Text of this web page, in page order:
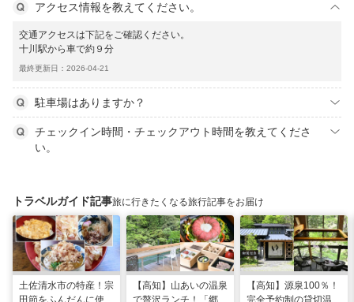
アクセス情報を教えてください。
交通アクセスは下記をご確認ください。
十川駅から車で約９分
最終更新日：2026-04-21
駐車場はありますか？
チェックイン時間・チェックアウト時間を教えてくださ
い。
トラベルガイド記事旅に行きたくなる旅行記事をお届け
土佐清水市の特産！宗
田節をふんだんに使っ
【高知】山あいの温泉
で贅沢ランチ！「郷麓
【高知】源泉100％！
完全予約制の貸切温泉